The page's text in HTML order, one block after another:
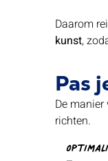
Daarom
kunst,
Pas
De
richten.